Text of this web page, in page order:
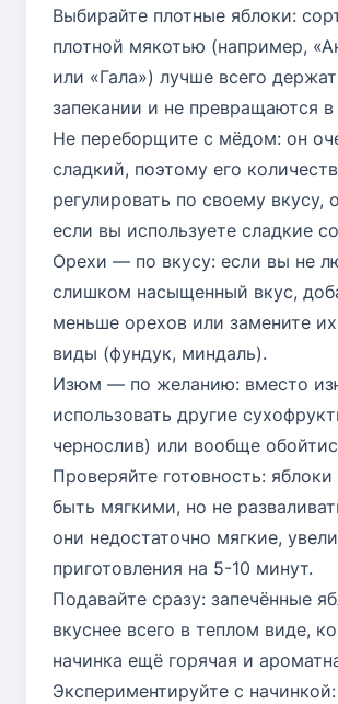
Выбирайте плотные яблоки:
плотной мякотью (например,
или «Гала») лучше всего
запекании и не превращаются в
Не переборщите с мёдом: он
сладкий, поэтому его
регулировать по своему вкусу,
если вы используете сладкие
Орехи — по вкусу: если вы не
слишком насыщенный вкус,
меньше орехов или замените
виды (фундук, миндаль).
Изюм — по желанию: вместо
использовать другие
чернослив) или вообще
Проверяйте готовность:
быть мягкими, но не
они недостаточно мягкие,
приготовления на 5-10 минут.
Подавайте сразу: запечённые
вкуснее всего в теплом виде,
начинка ещё горячая и
Экспериментируйте с